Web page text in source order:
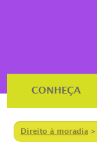
CONHEÇA
Direito à moradia >